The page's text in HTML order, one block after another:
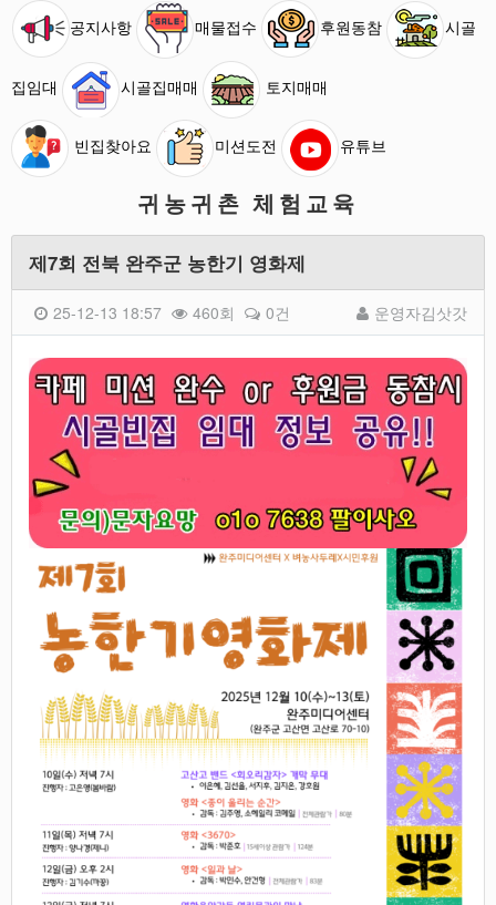
공지사항 매물접수 후원동참 시골
집임대 시골집매매 토지매매
빈집찾아요 미션도전 유튜브
귀농귀촌 체험교육
제7회 전북 완주군 농한기 영화제
운영자김삿갓
25-12-13 18:57 460회 0건
본문